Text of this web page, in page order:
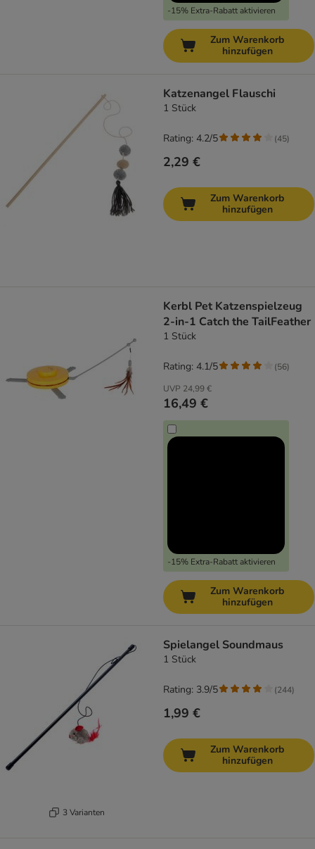
-15% Extra-Rabatt aktivieren
Zum Warenkorb
hinzufügen
Katzenangel Flauschi
1 Stück
2,29 €
Rating: 4.2/5 (45)
Zum Warenkorb
hinzufügen
Kerbl Pet Katzenspielzeug
2-in-1 Catch the TailFeather
1 Stück
UVP 24,99 €
16,49 €
-15% Extra-Rabatt aktivieren
Rating: 4.1/5 (56)
Zum Warenkorb
hinzufügen
3 Varianten
Spielangel Soundmaus
1 Stück
1,99 €
Rating: 3.9/5 (244)
Zum Warenkorb
hinzufügen